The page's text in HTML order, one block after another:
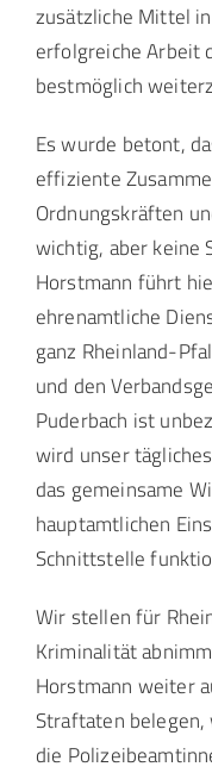
zusätzliche Mittel
erfolgreiche Arbeit
bestmöglich
Es wurde betont,
effiziente
Ordnungskräften
wichtig, aber keine
Horstmann führt
ehrenamtliche
ganz Rheinland-
und den
Puderbach ist
wird unser
das gemeinsame
hauptamtlichen
Schnittstelle
Wir stellen für
Kriminalität
Horstmann weiter
Straftaten
die